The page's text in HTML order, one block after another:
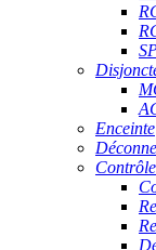
Enceinte